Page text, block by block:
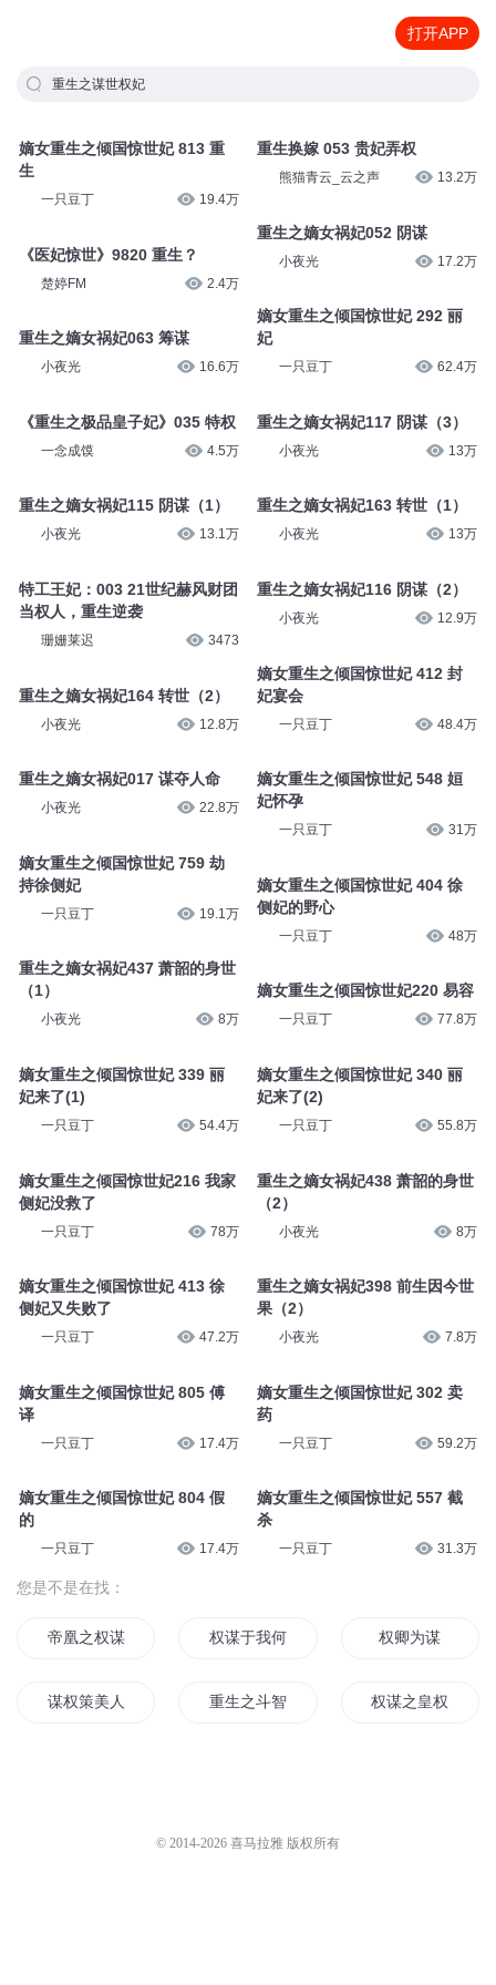
打开APP
重生之谋世权妃
嫡女重生之倾国惊世妃 813 重
生
一只豆丁 19.4万
《医妃惊世》9820 重生？
楚婷FM 2.4万
重生之嫡女祸妃063 筹谋
小夜光 16.6万
《重生之极品皇子妃》035 特权
一念成馍 4.5万
重生之嫡女祸妃115 阴谋（1）
小夜光 13.1万
特工王妃：003 21世纪赫风财团
当权人，重生逆袭
珊姗莱迟 3473
重生之嫡女祸妃164 转世（2）
小夜光 12.8万
重生之嫡女祸妃017 谋夺人命
小夜光 22.8万
嫡女重生之倾国惊世妃 759 劫
持徐侧妃
一只豆丁 19.1万
重生之嫡女祸妃437 萧韶的身世
（1）
小夜光 8万
嫡女重生之倾国惊世妃 339 丽
妃来了(1)
一只豆丁 54.4万
嫡女重生之倾国惊世妃216 我家
侧妃没救了
一只豆丁 78万
嫡女重生之倾国惊世妃 413 徐
侧妃又失败了
一只豆丁 47.2万
嫡女重生之倾国惊世妃 805 傅
译
一只豆丁 17.4万
嫡女重生之倾国惊世妃 804 假
的
一只豆丁 17.4万
重生换嫁 053 贵妃弄权
熊猫青云_云之声 13.2万
重生之嫡女祸妃052 阴谋
小夜光 17.2万
嫡女重生之倾国惊世妃 292 丽
妃
一只豆丁 62.4万
重生之嫡女祸妃117 阴谋（3）
小夜光 13万
重生之嫡女祸妃163 转世（1）
小夜光 13万
重生之嫡女祸妃116 阴谋（2）
小夜光 12.9万
嫡女重生之倾国惊世妃 412 封
妃宴会
一只豆丁 48.4万
嫡女重生之倾国惊世妃 548 姮
妃怀孕
一只豆丁 31万
嫡女重生之倾国惊世妃 404 徐
侧妃的野心
一只豆丁 48万
嫡女重生之倾国惊世妃220 易容
一只豆丁 77.8万
嫡女重生之倾国惊世妃 340 丽
妃来了(2)
一只豆丁 55.8万
重生之嫡女祸妃438 萧韶的身世
（2）
小夜光 8万
重生之嫡女祸妃398 前生因今世
果（2）
小夜光 7.8万
嫡女重生之倾国惊世妃 302 卖
药
一只豆丁 59.2万
嫡女重生之倾国惊世妃 557 截
杀
一只豆丁 31.3万
您是不是在找：
帝凰之权谋天下 权谋于我何意 权卿为谋
谋权策美人江山 重生之斗智权谋 权谋之皇权至上
© 2014-2026 喜马拉雅 版权所有